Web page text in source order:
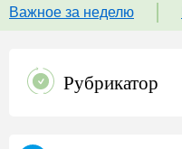
Важное за неделю
Рубрикатор